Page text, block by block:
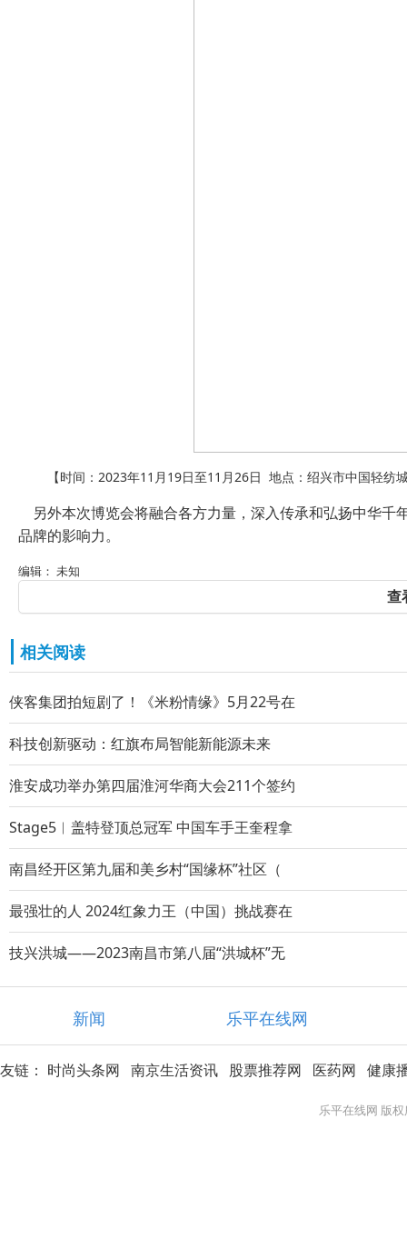
【时间：2023年11月19日至11月26日 地点：绍兴市中国轻纺
另外本次博览会将融合各方力量，深入传承和弘扬中华千
品牌的影响力。
编辑： 未知
查
相关阅读
侠客集团拍短剧了！《米粉情缘》5月22号在
科技创新驱动：红旗布局智能新能源未来
淮安成功举办第四届淮河华商大会211个签约
Stage5︱盖特登顶总冠军 中国车手王奎程拿
南昌经开区第九届和美乡村“国缘杯”社区（
最强壮的人 2024红象力王（中国）挑战赛在
技兴洪城——2023南昌市第八届“洪城杯”无
新闻 乐平在线网
友链： 时尚头条网 南京生活资讯 股票推荐网 医药网 健康
乐平在线网 版